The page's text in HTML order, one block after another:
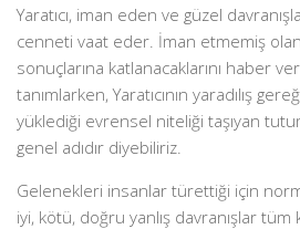
Yaratıcı, iman eden ve güzel
cenneti vaat eder. İman etmemiş
sonuçlarına katlanacaklarını haber
tanımlarken, Yaratıcının yaradılış
yüklediği evrensel niteliği taşıyan
genel adıdır diyebiliriz.
Gelenekleri insanlar türettiği için
iyi, kötü, doğru yanlış davranışlar tüm